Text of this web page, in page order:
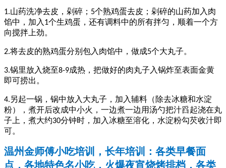
1.山药洗净去皮，剁碎； 5个熟鸡蛋去皮；剁碎的山药加入肉
馅中，加入 1个生鸡蛋，还有调料中的所有拌匀，顺着一个方
向搅拌上劲。
2.将去皮的熟鸡蛋分别包入肉馅中，做成5个大丸子。
3.锅里放入烧至8-9成热，把做好的肉丸子入锅炸至表面金黄
即可捞出。
4.另起一锅，锅中放入大丸子，加入辅料（除去冰糖和水淀
粉），煮开后改成中小火，一边煮一边用汤勺把汁舀起浇在丸
子上，煮大约30分钟时，加入冰糖至溶化，水淀粉勾芡收汁即
可。
温州金师傅小吃培训，长年培训：各类早餐面
点，各地特色名小吃，火爆夜宵烧烤排档，各类